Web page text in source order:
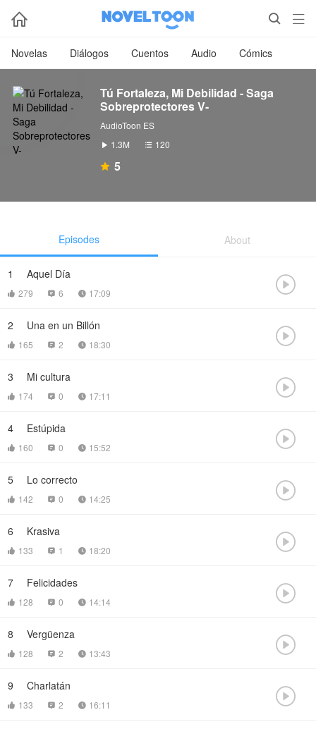
  
Novelas Diálogos Cuentos Audio Cómics
Tú Fortaleza, Mi Debilidad - Saga
Sobreprotectores V-
AudioToon ES
 1.3M  120
 5
Episodes About
1 Aquel Día
 279  6  17:09 
2 Una en un Billón
 165  2  18:30 
3 Mi cultura
 174  0  17:11 
4 Estúpida
 160  0  15:52 
5 Lo correcto
 142  0  14:25 
6 Krasiva
 133  1  18:20 
7 Felicidades
 128  0  14:14 
8 Vergüenza
 128  2  13:43 
9 Charlatán
 133  2  16:11 